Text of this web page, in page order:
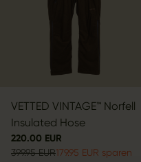
VETTED VINTAGE™ Norfell
Insulated Hose
220.00 EUR
399.95 EUR179.95 EUR sparen